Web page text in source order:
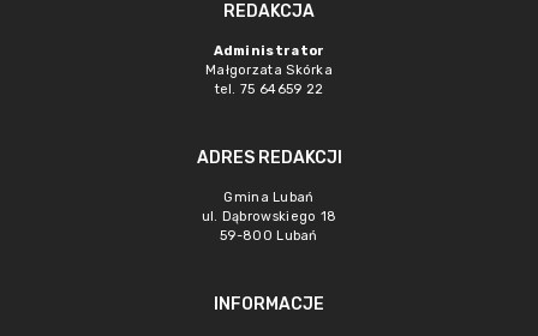
REDAKCJA
Administrator
Małgorzata Skórka
tel. 75 64659 22
ADRES REDAKCJI
Gmina Lubań
ul. Dąbrowskiego 18
59-800 Lubań
INFORMACJE